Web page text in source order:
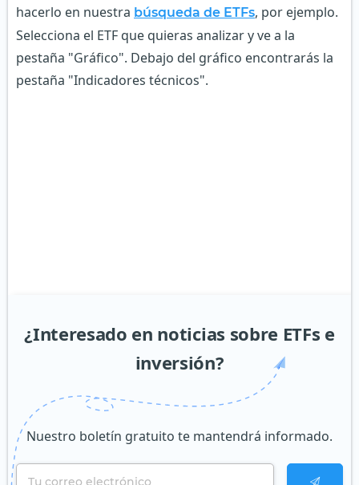
hacerlo en nuestra búsqueda de ETFs, por ejemplo.
Selecciona el ETF que quieras analizar y ve a la
pestaña "Gráfico". Debajo del gráfico encontrarás la
pestaña "Indicadores técnicos".
¿Interesado en noticias sobre ETFs e
inversión?
Nuestro boletín gratuito te mantendrá informado.